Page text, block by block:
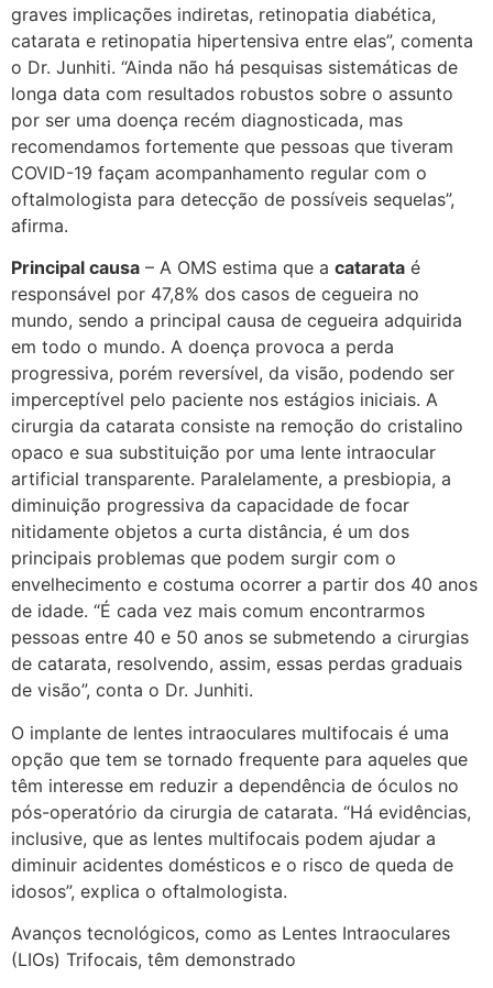
graves implicações indiretas, retinopatia diabética,
catarata e retinopatia hipertensiva entre elas”, comenta
o Dr. Junhiti. “Ainda não há pesquisas sistemáticas de
longa data com resultados robustos sobre o assunto
por ser uma doença recém diagnosticada, mas
recomendamos fortemente que pessoas que tiveram
COVID-19 façam acompanhamento regular com o
oftalmologista para detecção de possíveis sequelas”,
afirma.
Principal causa – A OMS estima que a catarata é
responsável por 47,8% dos casos de cegueira no
mundo, sendo a principal causa de cegueira adquirida
em todo o mundo. A doença provoca a perda
progressiva, porém reversível, da visão, podendo ser
imperceptível pelo paciente nos estágios iniciais. A
cirurgia da catarata consiste na remoção do cristalino
opaco e sua substituição por uma lente intraocular
artificial transparente. Paralelamente, a presbiopia, a
diminuição progressiva da capacidade de focar
nitidamente objetos a curta distância, é um dos
principais problemas que podem surgir com o
envelhecimento e costuma ocorrer a partir dos 40 anos
de idade. “É cada vez mais comum encontrarmos
pessoas entre 40 e 50 anos se submetendo a cirurgias
de catarata, resolvendo, assim, essas perdas graduais
de visão”, conta o Dr. Junhiti.
O implante de lentes intraoculares multifocais é uma
opção que tem se tornado frequente para aqueles que
têm interesse em reduzir a dependência de óculos no
pós-operatório da cirurgia de catarata. “Há evidências,
inclusive, que as lentes multifocais podem ajudar a
diminuir acidentes domésticos e o risco de queda de
idosos”, explica o oftalmologista.
Avanços tecnológicos, como as Lentes Intraoculares
(LIOs) Trifocais, têm demonstrado